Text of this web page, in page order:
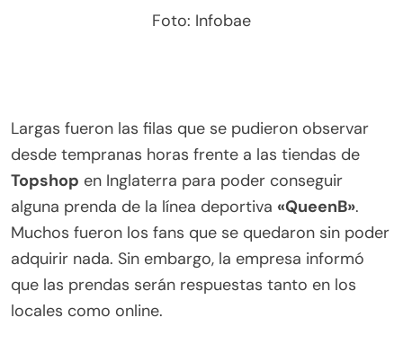
Foto: Infobae
Largas fueron las filas que se pudieron observar
desde tempranas horas frente a las tiendas de
Topshop en Inglaterra para poder conseguir
alguna prenda de la línea deportiva «QueenB».
Muchos fueron los fans que se quedaron sin poder
adquirir nada. Sin embargo, la empresa informó
que las prendas serán respuestas tanto en los
locales como online.